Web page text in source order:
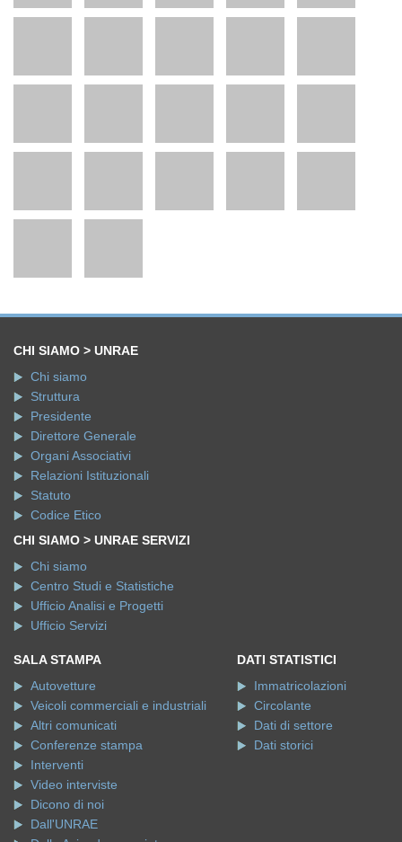
CHI SIAMO > UNRAE
Chi siamo
Struttura
Presidente
Direttore Generale
Organi Associativi
Relazioni Istituzionali
Statuto
Codice Etico
CHI SIAMO > UNRAE SERVIZI
Chi siamo
Centro Studi e Statistiche
Ufficio Analisi e Progetti
Ufficio Servizi
SALA STAMPA
Autovetture
Veicoli commerciali e industriali
Altri comunicati
Conferenze stampa
Interventi
Video interviste
Dicono di noi
Dall'UNRAE
DATI STATISTICI
Immatricolazioni
Circolante
Dati di settore
Dati storici